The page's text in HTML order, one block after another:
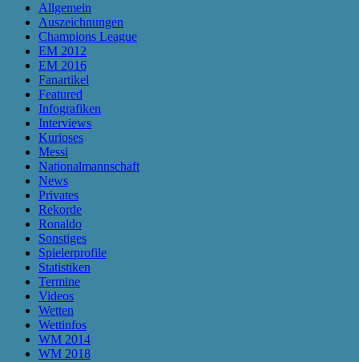
Allgemein
Auszeichnungen
Champions League
EM 2012
EM 2016
Fanartikel
Featured
Infografiken
Interviews
Kurioses
Messi
Nationalmannschaft
News
Privates
Rekorde
Ronaldo
Sonstiges
Spielerprofile
Statistiken
Termine
Videos
Wetten
Wettinfos
WM 2014
WM 2018